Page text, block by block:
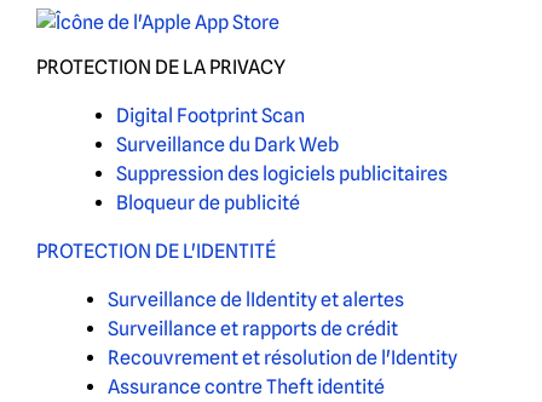
PROTECTION DE LA PRIVACY
Digital Footprint Scan
Surveillance du Dark Web
Suppression des logiciels publicitaires
Bloqueur de publicité
PROTECTION DE L'IDENTITÉ
Surveillance de lIdentity et alertes
Surveillance et rapports de crédit
Recouvrement et résolution de l'Identity
Assurance contre Theft identité